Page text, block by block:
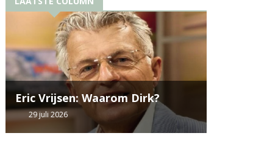
Eric Vrijsen: Waarom Dirk?
29 juli 2026